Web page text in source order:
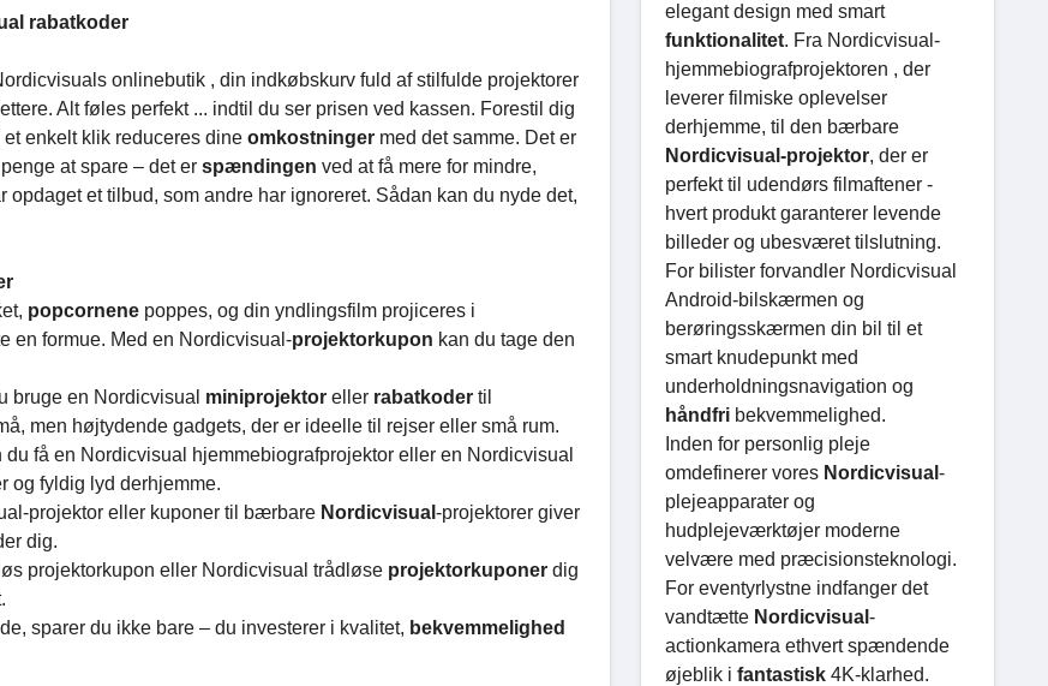
rabatkoder
onlinebutik , din indkøbskurv fuld af stilfulde projektorer
Alt føles perfekt ... indtil du ser prisen ved kassen. Forestil dig
enkelt klik reduceres dine omkostninger med det samme. Det er
at spare – det er spændingen ved at få mere for mindre,
et tilbud, som andre har ignoreret. Sådan kan du nyde det,
popcornene poppes, og din yndlingsfilm projiceres i
en formue. Med en Nordicvisual-projektorkupon kan du tage den
bruge en Nordicvisual miniprojektor eller rabatkoder til
men højtydende gadgets, der er ideelle til rejser eller små rum.
få en Nordicvisual hjemmebiografprojektor eller en Nordicvisual
og fyldig lyd derhjemme.
projektor eller kuponer til bærbare Nordicvisual -projektorer giver
dig.
projektorkupon eller Nordicvisual trådløse projektorkuponer dig
sparer du ikke bare – du investerer i kvalitet, bekvemmelighed
elegant design med smart
funktionalitet. Fra Nordicvisual-
hjemmebiografprojektoren , der
leverer filmiske oplevelser
derhjemme, til den bærbare
Nordicvisual-projektor, der er
perfekt til udendørs filmaftener -
hvert produkt garanterer levende
billeder og ubesværet tilslutning.
For bilister forvandler Nordicvisual
Android-bilskærmen og
berøringsskærmen din bil til et
smart knudepunkt med
underholdningsnavigation og
håndfri bekvemmelighed.
Inden for personlig pleje
omdefinerer vores Nordicvisual -
plejeapparater og
hudplejeværktøjer moderne
velvære med præcisionsteknologi.
For eventyrlystne indfanger det
vandtætte Nordicvisual -
actionkamera ethvert spændende
øjeblik i fantastisk 4K-klarhed.